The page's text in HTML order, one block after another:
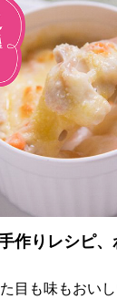
作りレシピ
目も味もおい